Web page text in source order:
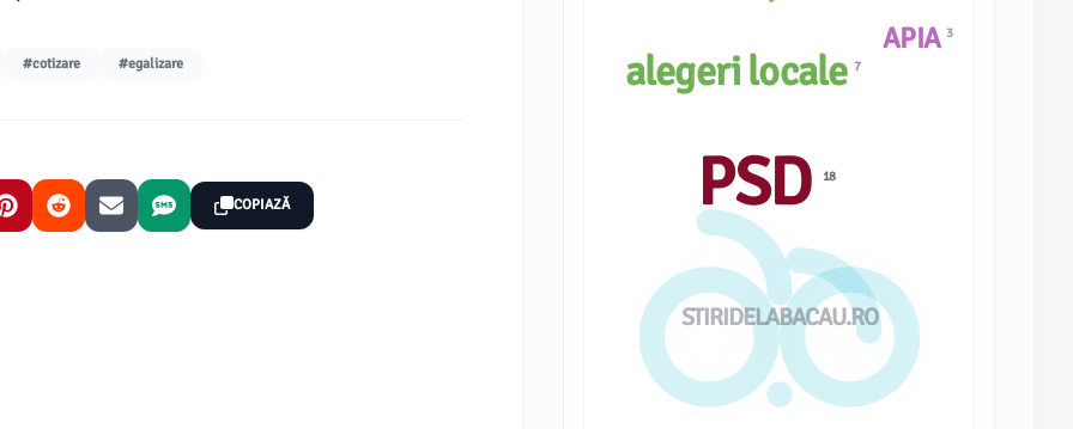
#cotizare #egalizare
COPIAZĂ
STIRIDELABACAU.RO
alegeri locale7
APIA 3
PSD 18